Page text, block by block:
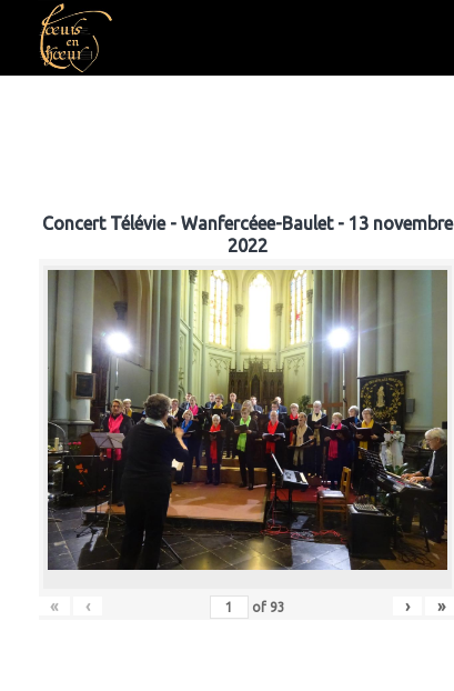
Concert Télévie - Wanfercéee-Baulet - 13 novembre
2022
« ‹ of 93 › »